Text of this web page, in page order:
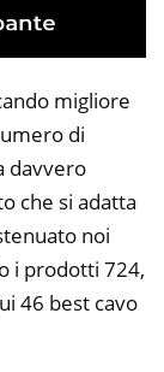
migliore
di
davvero
che si adatta
noi
i prodotti 724,
46 best cavo